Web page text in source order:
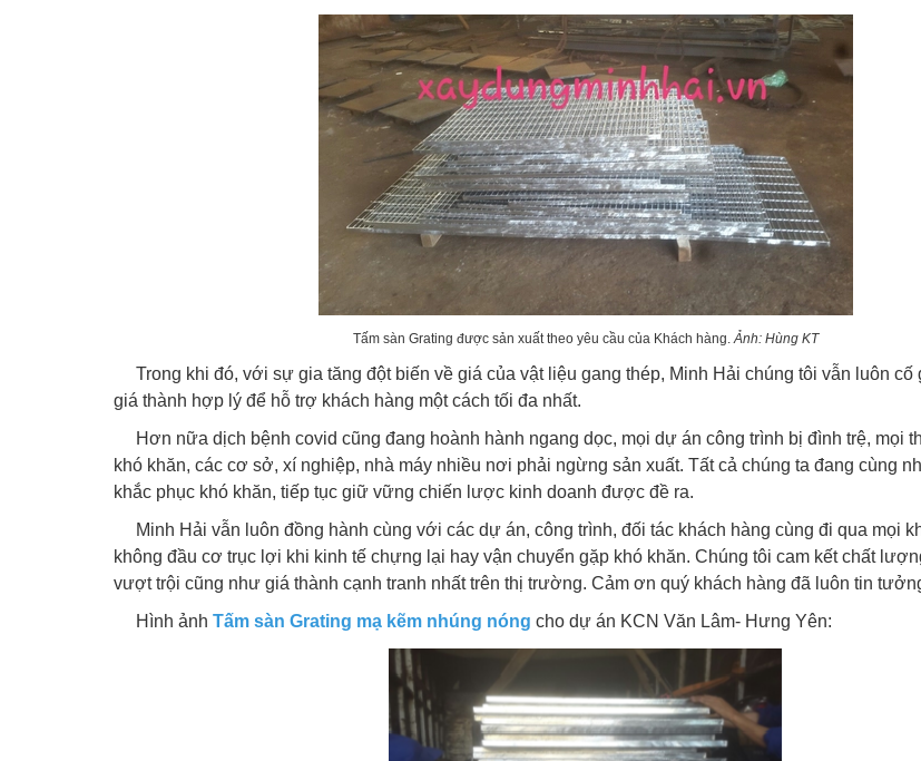
Tấm sàn Grating được sản xuất theo yêu cầu của Khách hàng.Ảnh: Hùng KT
Trong khi đó, với sự gia tăng đột biến về giá của vật liệu gang thép, Minh Hải chúng tôi vẫn luôn cố
giá thành hợp lý để hỗ trợ khách hàng một cách tối đa nhất.
Hơn nữa dịch bệnh covid cũng đang hoành hành ngang dọc, mọi dự án công trình bị đình trệ, mọi
khó khăn, các cơ sở, xí nghiệp, nhà máy nhiều nơi phải ngừng sản xuất. Tất cả chúng ta đang cùng
khắc phục khó khăn, tiếp tục giữ vững chiến lược kinh doanh được đề ra.
Minh Hải vẫn luôn đồng hành cùng với các dự án, công trình, đối tác khách hàng cùng đi qua mọi
không đầu cơ trục lợi khi kinh tế chựng lại hay vận chuyển gặp khó khăn. Chúng tôi cam kết chất
vượt trội cũng như giá thành cạnh tranh nhất trên thị trường. Cảm ơn quý khách hàng đã luôn tin
Hình ảnh Tấm sàn Grating mạ kẽm nhúng nóng cho dự án KCN Văn Lâm- Hưng Yên: